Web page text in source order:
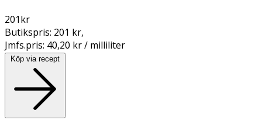
201kr
Butikspris: 201 kr,
Jmfs.pris: 40,20 kr / milliliter
Köp via recept